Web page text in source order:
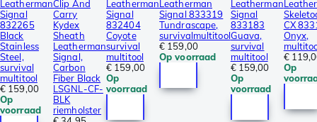
Leatherman
Signal
832265
Black
Stainless
Steel,
survival
multitool
€ 159,00
Op
voorraad
Clip And
Carry
Kydex
Sheath
Leatherman
Signal,
Carbon
Fiber Black
LSGNL-CF-
BLK
riemholster
Leatherman
Signal
832404
Coyote
survival
multitool
€ 159,00
Op
voorraad
Leatherman
Signal 833319
Tundrascape,
survivalmultitool
€ 159,00
Op voorraad
Leatherman
Signal
833183
Guava,
survival
multitool
€ 159,00
Op
voorraad
CX
Onyx,
€
Op